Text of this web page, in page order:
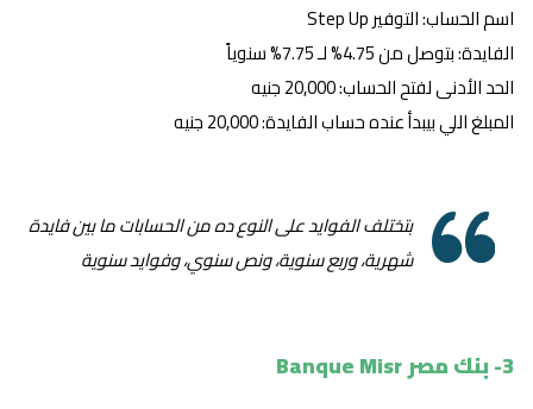
اسم الحساب: التوفير Step Up
الفايدة: بتوصل من 4.75% لـ 7.75% سنوياً
الحد الأدنى لفتح الحساب: 20,000 جنيه
المبلغ اللي بيبدأ عنده حساب الفايدة: 20,000 جنيه
بتختلف الفوايد على النوع ده من الحسابات ما بين فايدة
شهرية، وربع سنوية، ونص سنوي، وفوايد سنوية
3- بنك مصر Banque Misr